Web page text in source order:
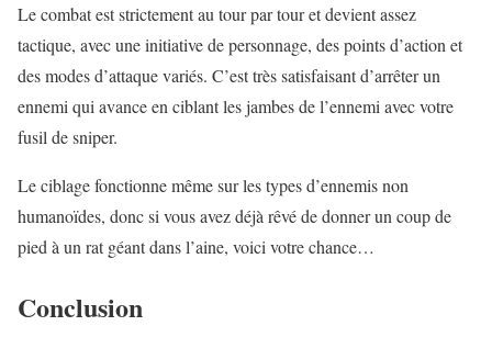
Le combat est strictement au tour par tour et devient assez
tactique, avec une initiative de personnage, des points d’action et
des modes d’attaque variés. C’est très satisfaisant d’arrêter un
ennemi qui avance en ciblant les jambes de l’ennemi avec votre
fusil de sniper.
Le ciblage fonctionne même sur les types d’ennemis non
humanoïdes, donc si vous avez déjà rêvé de donner un coup de
pied à un rat géant dans l’aine, voici votre chance…
Conclusion